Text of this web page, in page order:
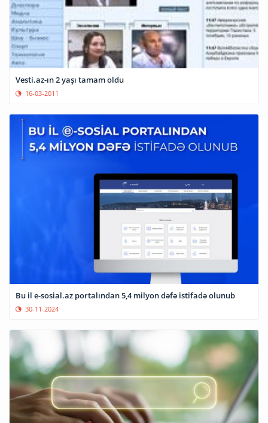
Vesti.az-ın 2 yaşı tamam oldu
16-03-2011
Bu il e-sosial.az portalından 5,4 milyon dəfə istifadə olunub
30-11-2024